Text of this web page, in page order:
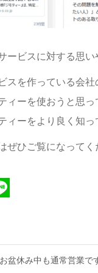
ービスに対する思
スを作っている会社
ィーを使おうと思
ィーをより良く知
ぜひご覧になってく
盆休み中も通常営業で